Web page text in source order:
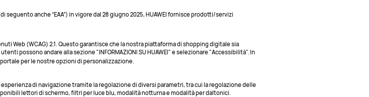
anche “EAA”) in vigore dal 28 giugno 2025, HUAWEI fornisce prodotti/servizi
Web (WCAG) 2.1. Questo garantisce che la nostra piattaforma di shopping digitale sia
possono andare alla sezione "INFORMAZIONI SU HUAWEI" e selezionare "Accessibilità". In
per le nostre opzioni di personalizzazione.
di navigazione tramite la regolazione di diversi parametri, tra cui la regolazione delle
lettori di schermo, filtri per luce blu, modalità notturna e modalità per daltonici.